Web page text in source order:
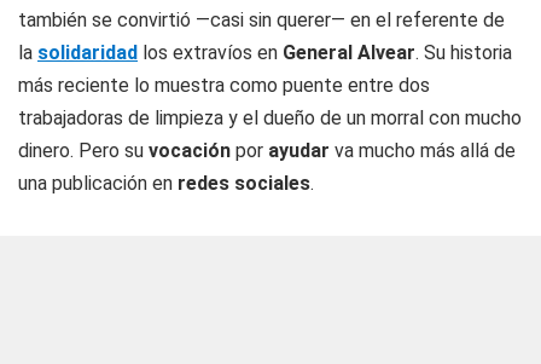
también se convirtió —casi sin querer— en el referente de
la solidaridad los extravíos en General Alvear. Su historia
más reciente lo muestra como puente entre dos
trabajadoras de limpieza y el dueño de un morral con mucho
dinero. Pero su vocación por ayudar va mucho más allá de
una publicación en redes sociales.